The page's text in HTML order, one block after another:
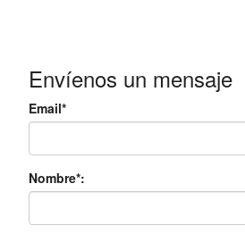
Envíenos un mensaje
Email*
Nombre*: